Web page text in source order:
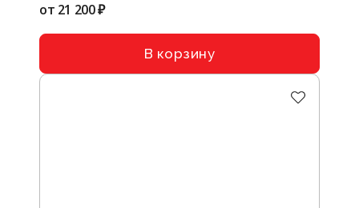
от 21 200 ₽
В корзину